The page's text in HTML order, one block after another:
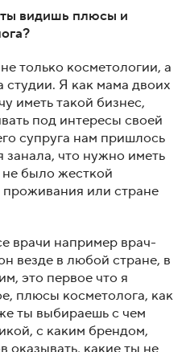
видишь плюсы и
только косметологии, а
студии. Я как мама двоих
иметь такой бизнес,
под интересы своей
супруга нам пришлось
занала, что нужно иметь
было жесткой
или стране
врачи например врач-
везде в любой стране, в
это первое что я
плюсы косметолога, как
ты выбираешь с чем
с каким брендом,